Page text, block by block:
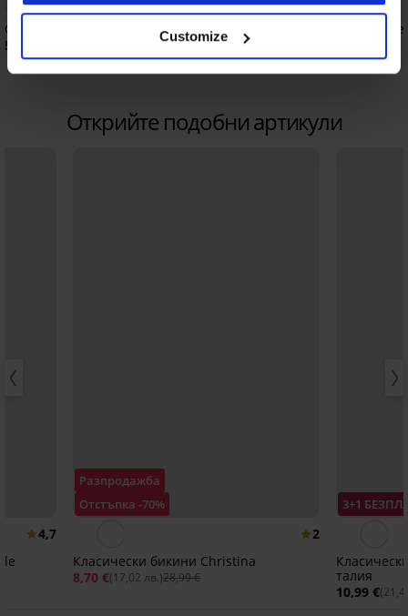
Customize
Сутиен Push Perfect Bardot подплатен
53,99 €
Сутиен DIVA by IVA
Открийте подобни артикули
4,7
Разпродажба
Отстъпка -70%
2
Класически бикини Christina
8,70 €(17,02 лв.)28,99 €
3+1
талия
10,99 €